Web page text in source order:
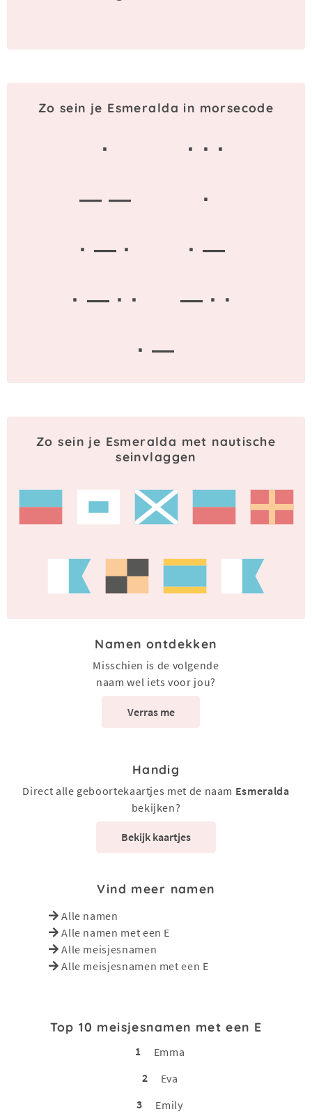
Zo sein je Esmeralda in morsecode
·
· · ·
— —
·
· — ·
· —
· — · ·
— · ·
· —
Zo sein je Esmeralda met nautische
seinvlaggen
Namen ontdekken
Misschien is de volgende
naam wel iets voor jou?
Verras me
Handig
Direct alle geboortekaartjes met de naam Esmeralda
bekijken?
Bekijk kaartjes
Vind meer namen
Alle namen
Alle namen met een E
Alle meisjesnamen
Alle meisjesnamen met een E
Top 10 meisjesnamen met een E
1
Emma
2
Eva
3
Emily